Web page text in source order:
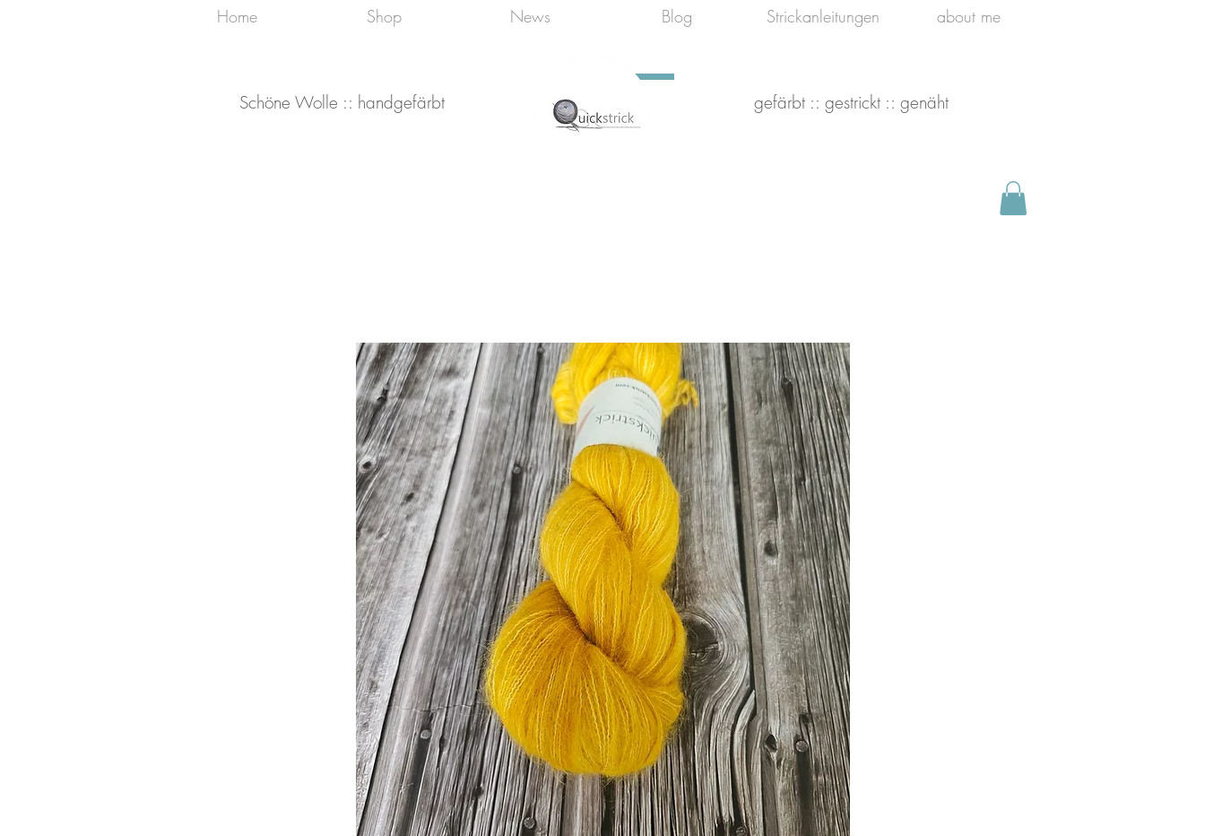
Home Shop News Blog Strickanleitungen about me
Schöne Wolle :: handgefärbt gefärbt :: gestrickt :: genäht